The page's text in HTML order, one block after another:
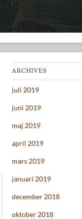
ARCHIVES
juli 2019
juni 2019
maj 2019
april 2019
mars 2019
januari 2019
december 2018
oktober 2018